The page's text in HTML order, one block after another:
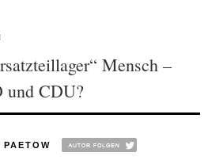
Mensch –
und CDU?
PAETOW